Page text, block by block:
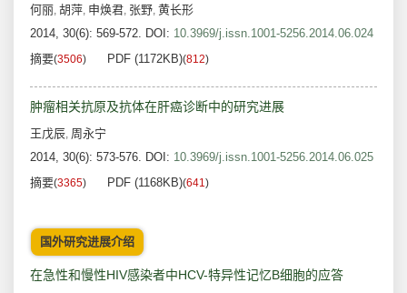
何丽, 胡萍, 申焕君, 张野, 黄长形
2014, 30(6): 569-572. DOI: 10.3969/j.issn.1001-5256.2014.06.024
摘要(3506) PDF (1172KB)(812)
肿瘤相关抗原及抗体在肝癌诊断中的研究进展
王戊辰, 周永宁
2014, 30(6): 573-576. DOI: 10.3969/j.issn.1001-5256.2014.06.025
摘要(3365) PDF (1168KB)(641)
国外研究进展介绍
在急性和慢性HIV感染者中HCV-特异性记忆B细胞的应答